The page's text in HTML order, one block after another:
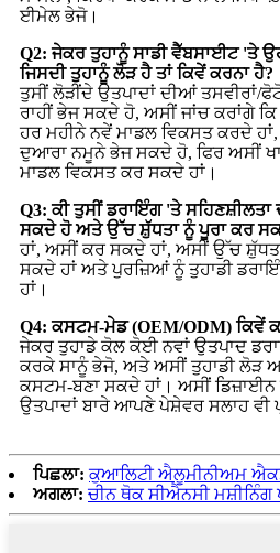
ਈਮੇਲ ਭੇਜੋ।
Q2: ਜੇਕਰ ਤੁਹਾਨੂੰ ਸਾਡੀ ਵੈੱਬਸਾਈਟ 'ਤੇ
ਜਿਸਦੀ ਤੁਹਾਨੂੰ ਲੋੜ ਹੈ ਤਾਂ ਕਿਵੇਂ ਕਰਨਾ ਹੈ?
ਤੁਸੀਂ ਲੋੜੀਂਦੇ ਉਤਪਾਦਾਂ ਦੀਆਂ
ਰਾਹੀਂ ਭੇਜ ਸਕਦੇ ਹੋ, ਅਸੀਂ ਜਾਂਚ ਕਰਾਂਗੇ
ਹਰ ਮਹੀਨੇ ਨਵੇਂ ਮਾਡਲ ਵਿਕਸਤ ਕਰਦੇ ਹਾਂ,
ਦੁਆਰਾ ਨਮੂਨੇ ਭੇਜ ਸਕਦੇ ਹੋ, ਫਿਰ ਅਸੀਂ
ਮਾਡਲ ਵਿਕਸਤ ਕਰ ਸਕਦੇ ਹਾਂ।
Q3: ਕੀ ਤੁਸੀਂ ਡਰਾਇੰਗ 'ਤੇ ਸਹਿਣਸ਼ੀਲਤਾ
ਸਕਦੇ ਹੋ ਅਤੇ ਉੱਚ ਸ਼ੁੱਧਤਾ ਨੂੰ ਪੂਰਾ ਕਰ
ਹਾਂ, ਅਸੀਂ ਕਰ ਸਕਦੇ ਹਾਂ, ਅਸੀਂ ਉੱਚ
ਸਕਦੇ ਹਾਂ ਅਤੇ ਪੁਰਜ਼ਿਆਂ ਨੂੰ ਤੁਹਾਡੀ
ਹਾਂ।
Q4: ਕਸਟਮ-ਮੇਡ (OEM/ODM) ਕਿਵੇਂ
ਜੇਕਰ ਤੁਹਾਡੇ ਕੋਲ ਕੋਈ ਨਵਾਂ ਉਤਪਾਦ
ਕਰਕੇ ਸਾਨੂੰ ਭੇਜੋ, ਅਤੇ ਅਸੀਂ ਤੁਹਾਡੀ ਲੋੜ
ਕਸਟਮ-ਬਣਾ ਸਕਦੇ ਹਾਂ। ਅਸੀਂ
ਉਤਪਾਦਾਂ ਬਾਰੇ ਆਪਣੇ ਪੇਸ਼ੇਵਰ ਸਲਾਹ ਵੀ
ਪਿਛਲਾ: ਕੁਆਲਿਟੀ ਐਲੂਮੀਨੀਅਮ
ਅਗਲਾ: ਚੀਨ ਥੋਕ ਸੀਐਨਸੀ ਮਸ਼ੀਨਿੰਗ